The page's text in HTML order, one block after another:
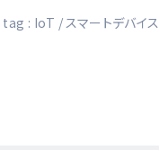
tag : IoT スマートデバイス